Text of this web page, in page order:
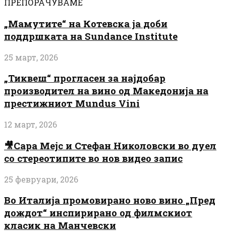
ПРЕПОРАЧУВАМЕ
„Мамутите“ на Котевска ја доби
поддршката на Sundance Institute
25 март, 2026
„Тиквеш“ прогласен за најдобар
производител на вино од Македонија на
престижниот Mundus Vini
12 март, 2026
🎥Сара Мејс и Стефан Николовски во дуел
со стереотипите во нов видео запис
25 февруари, 2026
Во Италија промовирано ново вино „Пред
дождот“ инспирирано од филмскиот
класик на Манчевски